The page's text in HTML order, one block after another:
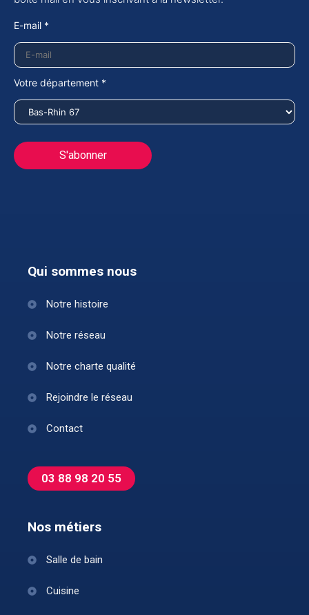
E-mail *
Votre département *
Qui sommes nous
Notre histoire
Notre réseau
Notre charte qualité
Rejoindre le réseau
Contact
03 88 98 20 55
Nos métiers
Salle de bain
Cuisine